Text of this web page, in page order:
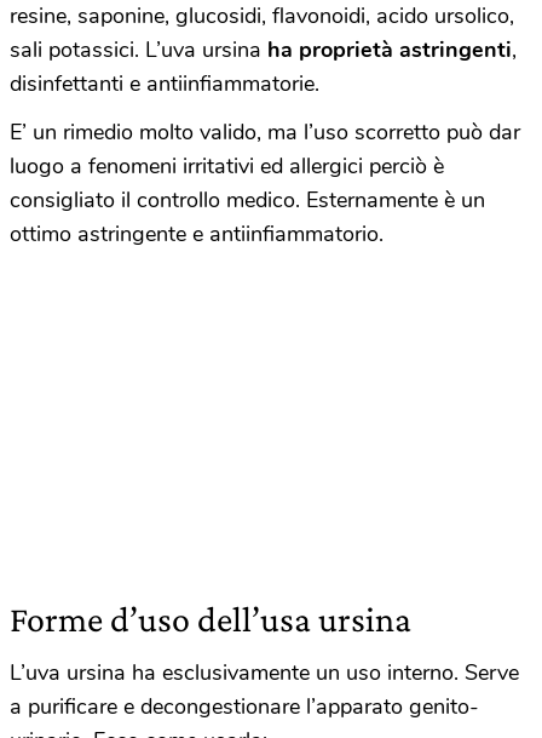
resine, saponine, glucosidi, flavonoidi, acido ursolico,
sali potassici. L’uva ursina ha proprietà astringenti,
disinfettanti e antiinfiammatorie.
E’ un rimedio molto valido, ma l’uso scorretto può dar
luogo a fenomeni irritativi ed allergici perciò è
consigliato il controllo medico. Esternamente è un
ottimo astringente e antiinfiammatorio.
Forme d’uso dell’usa ursina
L’uva ursina ha esclusivamente un uso interno. Serve
a purificare e decongestionare l’apparato genito-